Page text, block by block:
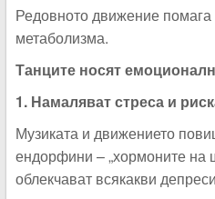
Редовното движение помага
метаболизма.
Танците носят
1. Намаляват стреса и
Музиката и движението
ендорфини – „хормоните на
облекчават всякакви